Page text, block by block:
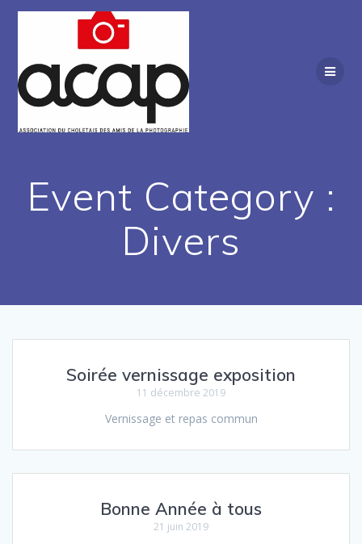
Passer
Event Category :
Divers
Soirée vernissage exposition
11 décembre 2019
Vernissage et repas commun
Bonne Année à tous
21 juin 2019